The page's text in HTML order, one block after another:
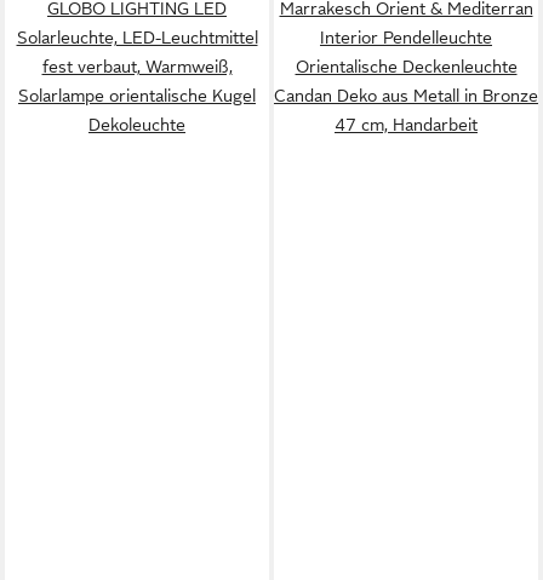
GLOBO LIGHTING LED
Solarleuchte, LED-Leuchtmittel
fest verbaut, Warmweiß,
Solarlampe orientalische Kugel
Dekoleuchte
Marrakesch Orient & Mediterran
Interior Pendelleuchte
Orientalische Deckenleuchte
Candan Deko aus Metall in Bronze
47 cm, Handarbeit